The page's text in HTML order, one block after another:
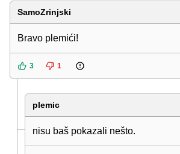
SamoZrinjski
Bravo plemići!
3 1
plemic
nisu baš pokazali nešto.